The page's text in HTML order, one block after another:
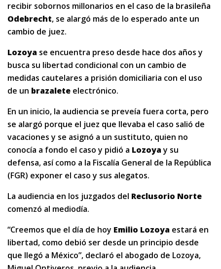
recibir sobornos millonarios en el caso de la brasileña
Odebrecht, se alargó más de lo esperado ante un
cambio de juez.
Lozoya se encuentra preso desde hace dos años y
busca su libertad condicional con un cambio de
medidas cautelares a prisión domiciliaria con el uso
de un brazalete electrónico.
En un inicio, la audiencia se preveía fuera corta, pero
se alargó porque el juez que llevaba el caso salió de
vacaciones y se asignó a un sustituto, quien no
conocía a fondo el caso y pidió a Lozoyay su
defensa, así como a la Fiscalía General de la República
(FGR) exponer el caso y sus alegatos.
La audiencia en los juzgados del Reclusorio Norte
comenzó al mediodía.
“Creemos que el día de hoy Emilio Lozoya estará en
libertad, como debió ser desde un principio desde
que llegó a México”, declaró el abogado de Lozoya,